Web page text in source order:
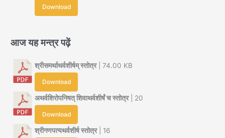
Download
आज यह मन्त्र पढ़ें
श्रीसमर्थाथर्वशीर्षम् स्तोत्र| 74.00 KB
Download
अथर्वशिरोपनिषत् शिवाथर्वशीर्षं च स्तोत्र| 20
Download
श्रीगणपत्यथर्वशीर्ष स्तोत्र| 16